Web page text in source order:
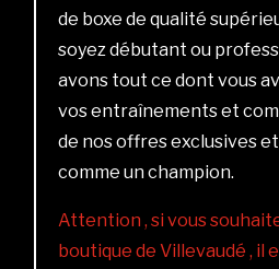
de boxe de qualité
soyez débutant ou
avons tout ce dont vous
vos entraînements et
de nos offres exclusives
comme un champion.
Attention , si vous
boutique de Villevaudé , il